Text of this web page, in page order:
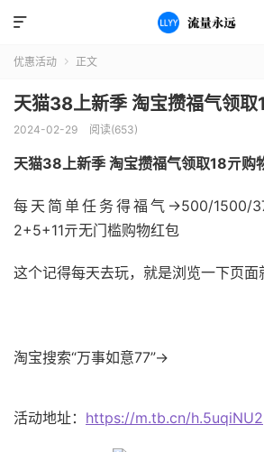

优惠活动  正文
天猫38上新季 淘宝攒福气领取
2024-02-29 阅读(653)
天猫38上新季 淘宝攒福气领取18亓购
每天简单任务得福气->500/1500/
2+5+11亓无门槛购物红包
这个记得每天去玩，就是浏览一下页面
淘宝搜索“万事如意77”->
活动地址： https://m.tb.cn/h.5uqiNU2